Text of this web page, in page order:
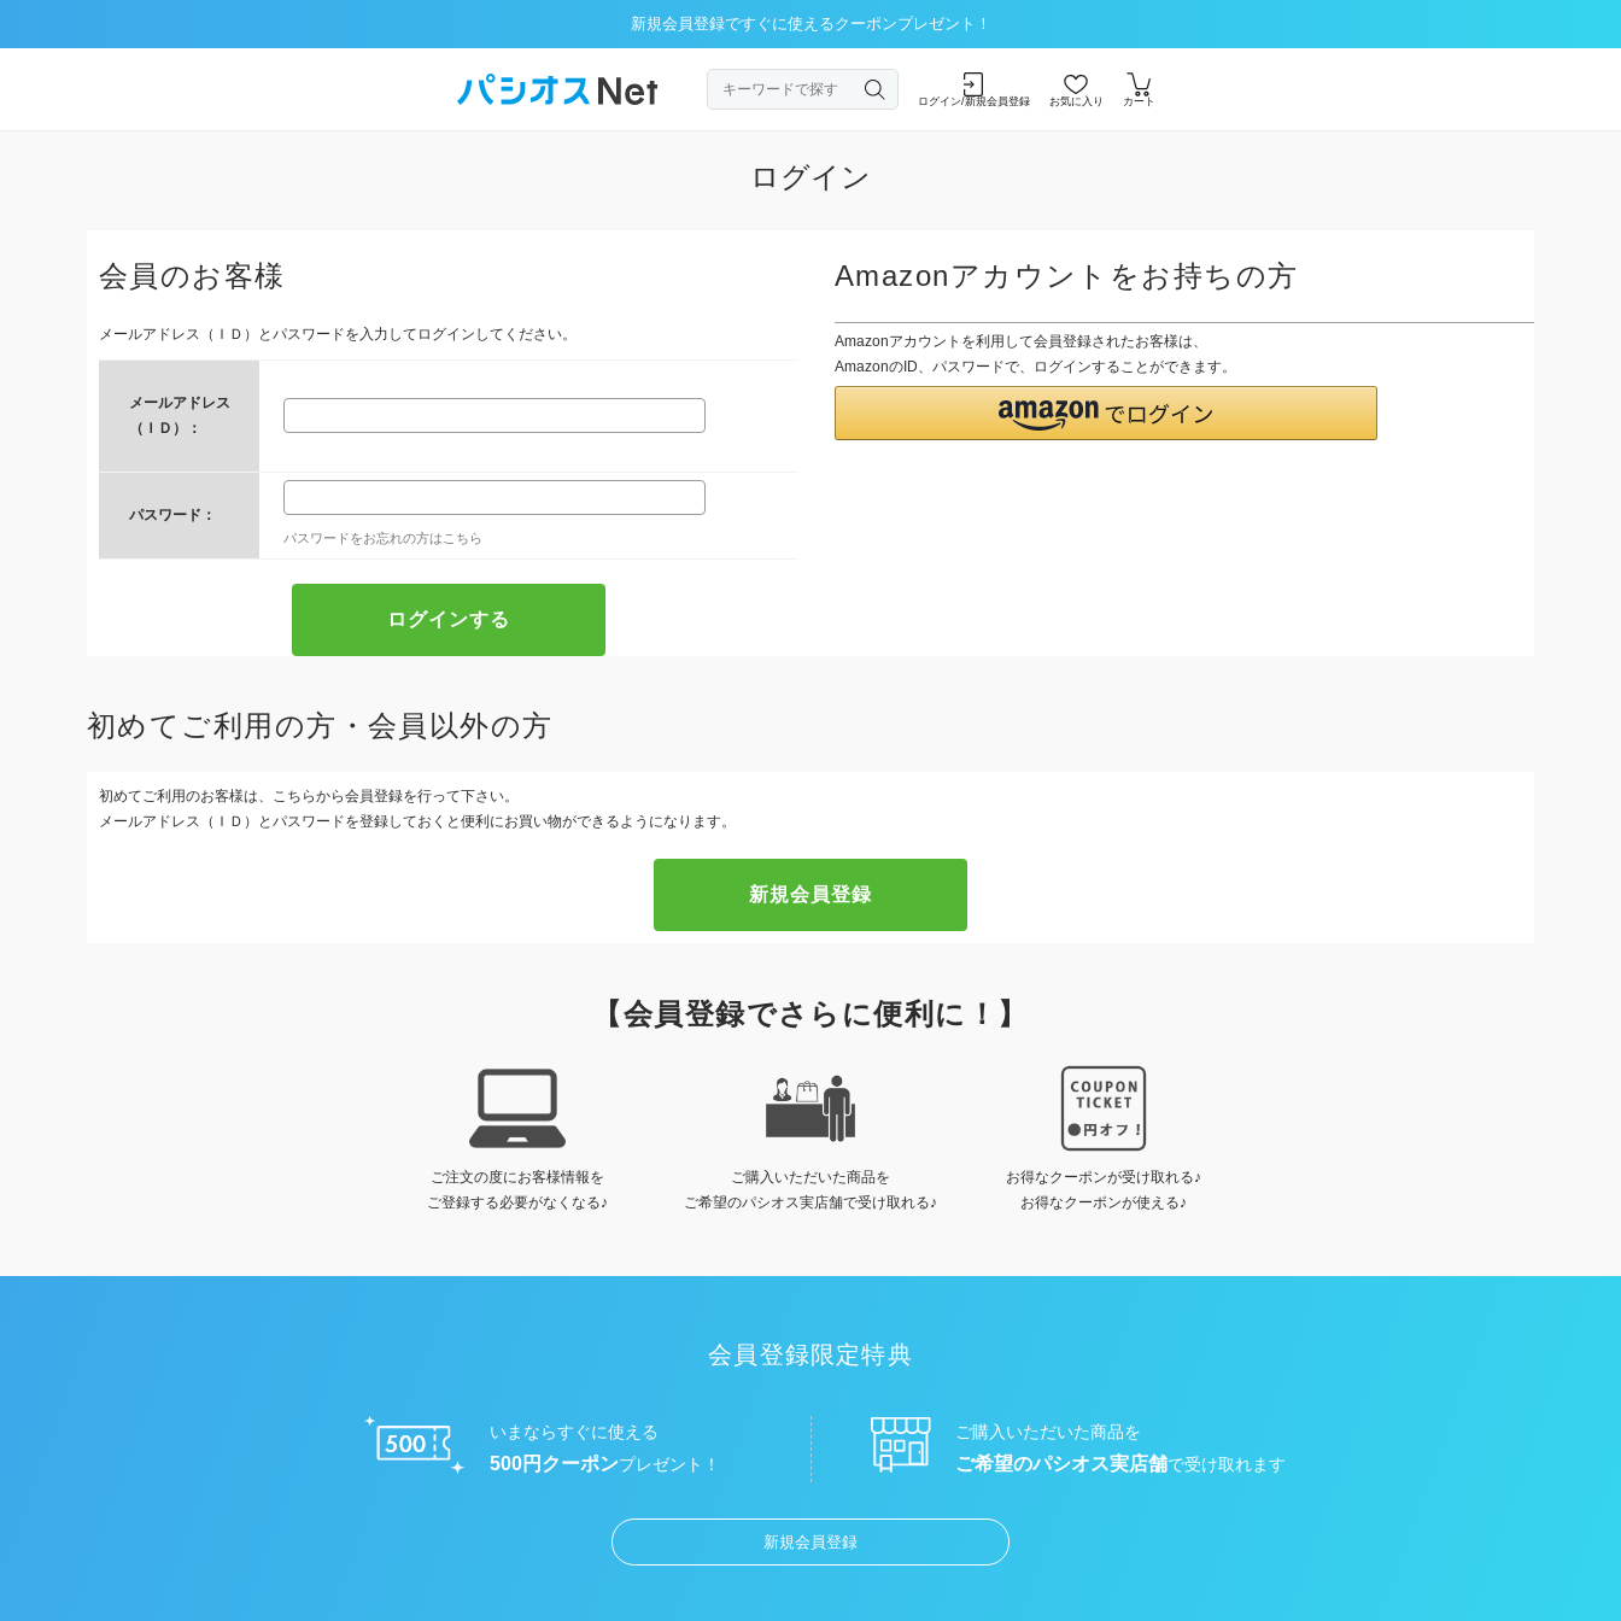
新規会員登録ですぐに使えるクーポンプレゼント！
ログイン/新規会員登録 お気に入り カート
ログイン
会員のお客様
メールアドレス（ＩＤ）とパスワードを入力してログインしてください。
メールアドレス
（ＩＤ）：
パスワード：
パスワードをお忘れの方はこちら
Amazonアカウントをお持ちの方
Amazonアカウントを利用して会員登録されたお客様は、
AmazonのID、パスワードで、ログインすることができます。
初めてご利用の方・会員以外の方
初めてご利用のお客様は、こちらから会員登録を行って下さい。
メールアドレス（ＩＤ）とパスワードを登録しておくと便利にお買い物ができるようになります。
【会員登録でさらに便利に！】
ご注文の度にお客様情報を
ご登録する必要がなくなる♪
ご購入いただいた商品を
ご希望のパシオス実店舗で受け取れる♪
お得なクーポンが受け取れる♪
お得なクーポンが使える♪
会員登録限定特典
いまならすぐに使える
500円クーポンプレゼント！
ご購入いただいた商品を
ご希望のパシオス実店舗で受け取れます
新規会員登録